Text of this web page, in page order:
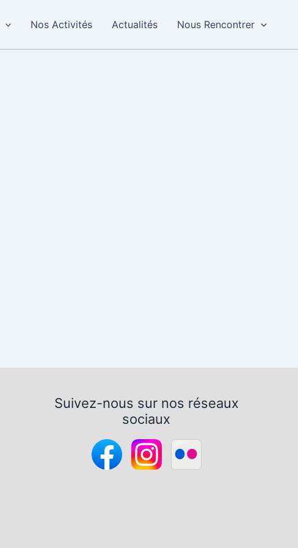
Nos Activités Actualités Nous Rencontrer
Suivez-nous sur nos réseaux
sociaux